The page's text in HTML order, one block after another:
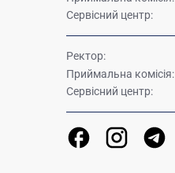
Сервісний центр:
Ректор:
Приймальна комісія:
Сервісний центр: